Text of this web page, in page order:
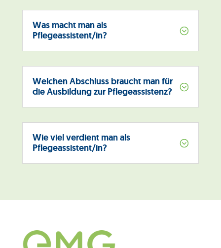
;
Was macht man als
Pflegeassistent/in?
;
Welchen Abschluss braucht man für
die Ausbildung zur Pflegeassistenz?
;
Wie viel verdient man als
Pflegeassistent/in?